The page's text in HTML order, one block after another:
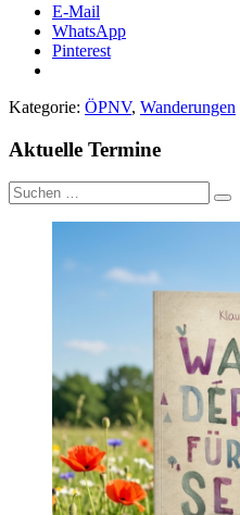
E-Mail
WhatsApp
Pinterest
Kategorie: ÖPNV, Wanderungen
Aktuelle Termine
Suche
nach: